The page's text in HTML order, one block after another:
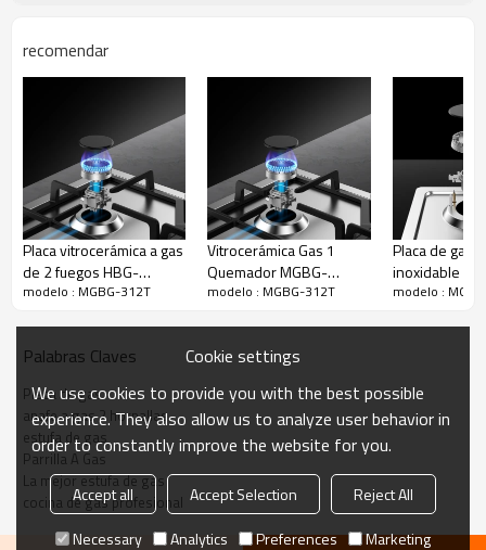
marcas un diseño personalizado, un estricto control de calidad y una
producción eficiente. Podemos ofrecerle soluciones ODM y OEM
integrales para garantizar que su marca mantenga su posición de
recomendar
Placa vitrocerámica a gas
de 2 fuegos HBG-
732A2|730mm
modelo : MGBG-312T
Vitrocerámica Gas 1
Quemador MGBG-
311A2B|310mm
modelo : MGBG-312T
Placa de gas
inoxidable de
quemadores
modelo :
Palabras Claves
Placa de gas
anafe a gas 2 hornallas
estufa de gas
Parrilla A Gas
La mejor estufa de gas
cocina de gas profesional
Cookie settings
We use cookies to provide you with the best possible
experience. They also allow us to analyze user behavior in
order to constantly improve the website for you.
Accept all Accept Selection
Reject All
Necessary
Analytics Preferences Marketing